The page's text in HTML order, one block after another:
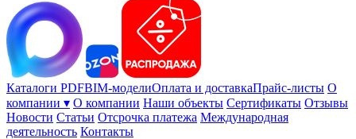
Каталоги PDFBIM-моделиОплата и доставкаПрайс-листы О
компании ▾ О компании Наши объекты Сертификаты Отзывы
Новости Статьи Отсрочка платежа Международная
деятельность Контакты